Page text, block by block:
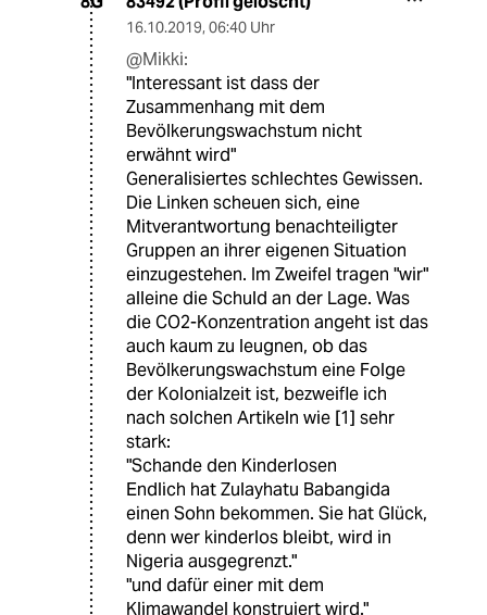
16.10.2019, 06:40 Uhr
@Mikki:
"Interessant ist dass der
Zusammenhang mit dem
Bevölkerungswachstum nicht
erwähnt wird"
Generalisiertes schlechtes Gewissen.
Die Linken scheuen sich, eine
Mitverantwortung benachteiligter
Gruppen an ihrer eigenen Situation
einzugestehen. Im Zweifel tragen "wir"
alleine die Schuld an der Lage. Was
die CO2-Konzentration angeht ist das
auch kaum zu leugnen, ob das
Bevölkerungswachstum eine Folge
der Kolonialzeit ist, bezweifle ich
nach solchen Artikeln wie [1] sehr
stark:
"Schande den Kinderlosen
Endlich hat Zulayhatu Babangida
einen Sohn bekommen. Sie hat Glück,
denn wer kinderlos bleibt, wird in
Nigeria ausgegrenzt."
"und dafür einer mit dem
Klimawandel konstruiert wird."